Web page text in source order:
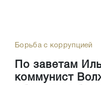
Борьба с коррупцией
По заветам
коммунист